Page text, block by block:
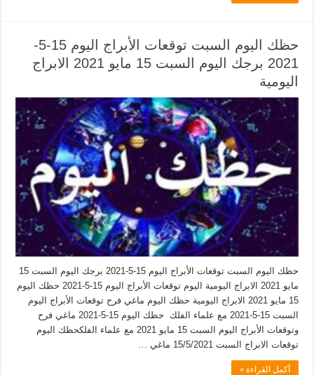
حظك اليوم السبت توقعات الأبراج اليوم 15-5-
2021 برجك اليوم السبت 15 مايو 2021 الابراج
اليومية
حظك اليوم السبت توقعات الأبراج اليوم 15-5-2021 برجك اليوم السبت 15
مايو 2021 الابراج اليومية اليوم توقعات الأبراج اليوم 15-5-2021 حظك اليوم
15 مايو 2021 الابراج اليومية حظك اليوم ماغي فرح توقعات الأبراج اليوم
السبت 15-5-2021 مع علماء الفلك حظك اليوم 15-5-2021 ماغي فرح
وتوقعات الأبراج اليوم السبت 15 مايو 2021 مع علماء الفلكحظك اليوم
توقعات الابراج السبت 15/5/2021 ماغي …
أكمل القراءة »